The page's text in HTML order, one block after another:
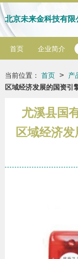
北京未来金科技有限
首页 企业简介
当前位置： 首页 > 产
区域经济发展的国资引
尤溪县国
区域经济